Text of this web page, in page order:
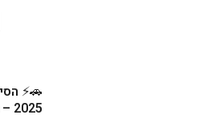
🚗⚡
2025 – רכב ההיברידי המתקדם ביותר!